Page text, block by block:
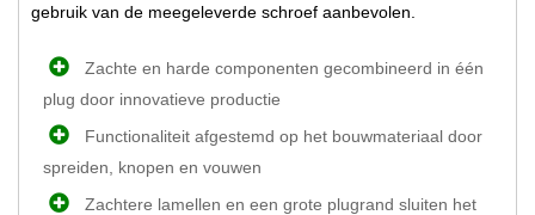
gebruik van de meegeleverde schroef aanbevolen.
Zachte en harde componenten gecombineerd in één
plug door innovatieve productie
Functionaliteit afgestemd op het bouwmateriaal door
spreiden, knopen en vouwen
Zachtere lamellen en een grote plugrand sluiten het